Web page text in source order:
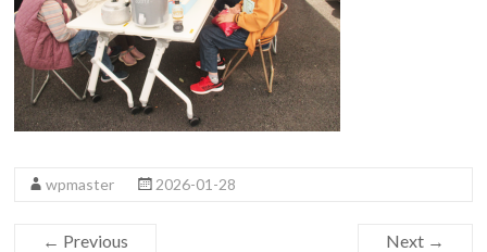
wpmaster 2026-01-28
← Previous Next →